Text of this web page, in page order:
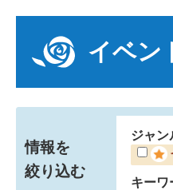
イベン
情報を
絞り込む
ジャン
キーワ